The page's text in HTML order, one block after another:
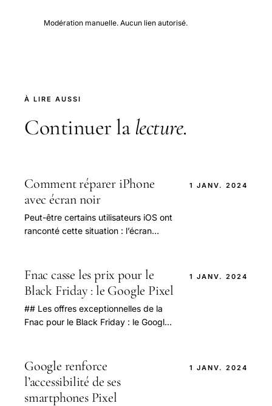
Modération manuelle. Aucun lien autorisé.
À LIRE AUSSI
Continuer la lecture.
Comment réparer iPhone
avec écran noir
Peut-être certains utilisateurs iOS ont
ranconté cette situation : l’écran
téléphone, il.
1 JANV. 2024
Fnac casse les prix pour le
Black Friday : le Google Pixel
## Les offres exceptionnelles de la
Fnac pour le Black Friday : le Google
se.
1 JANV. 2024
Google renforce
l’accessibilité de ses
smartphones Pixel
1 JANV. 2024